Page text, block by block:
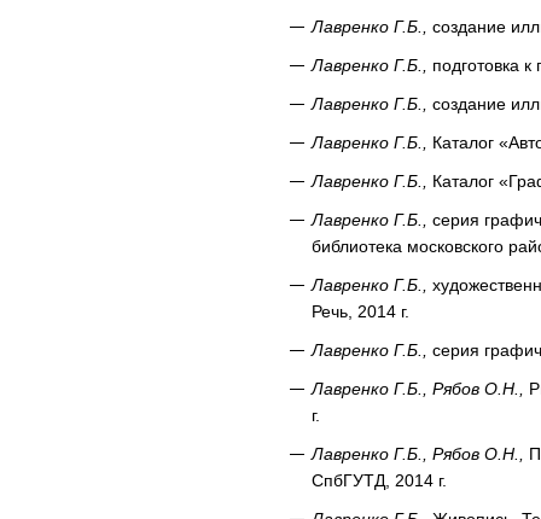
Лавренко Г.Б., создание
Лавренко Г.Б., подготовка
Лавренко Г.Б., создание
Лавренко Г.Б., Каталог
Лавренко Г.Б., Каталог
Лавренко Г.Б., серия
библиотека московского
Лавренко Г.Б.,
Речь, 2014 г.
Лавренко Г.Б., серия
Лавренко Г.Б., Рябов О.Н.,
г.
Лавренко Г.Б., Рябов О.Н.,
СпбГУТД, 2014 г.